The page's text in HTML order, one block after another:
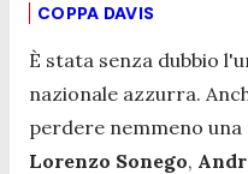
COPPA DAVIS
È stata senza dubbio
nazionale azzurra.
perdere nemmeno
Lorenzo Sonego,